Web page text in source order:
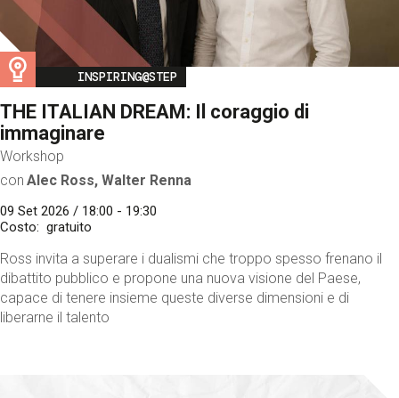
Image
INSPIRING@STEP
THE ITALIAN DREAM: Il coraggio di
immaginare
Workshop
con Alec Ross, Walter Renna
09 Set 2026 / 18:00 - 19:30
Costo
gratuito
Ross invita a superare i dualismi che troppo spesso frenano il
dibattito pubblico e propone una nuova visione del Paese,
capace di tenere insieme queste diverse dimensioni e di
liberarne il talento